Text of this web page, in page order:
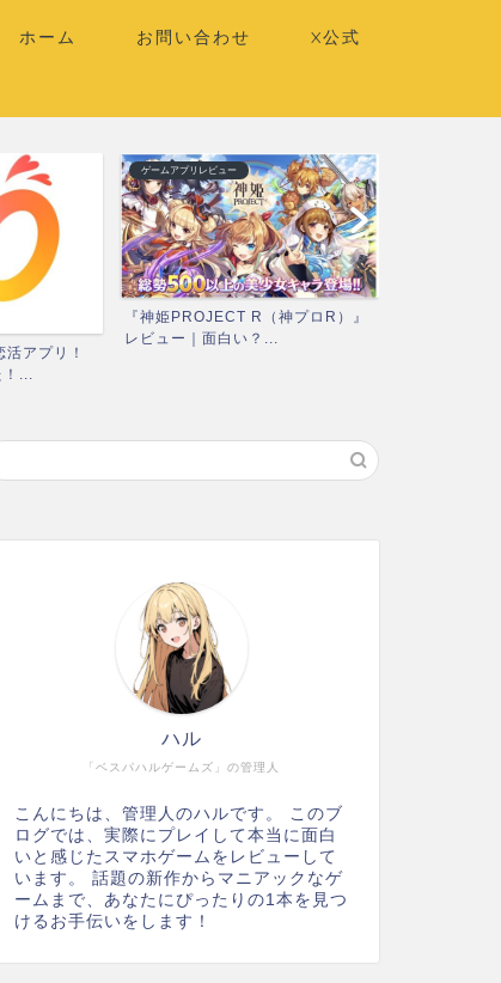
ホーム お問い合わせ X公式
アプリ！
！...
ゲームアプリレビュー
『神姫PROJECT R（神プロR）』
レビュー｜面白い？...
「ベスパハルゲームズ」の管理人
ハル
こんにちは、管理人のハルです。 このブ
ログでは、実際にプレイして本当に面白
いと感じたスマホゲームをレビューして
います。 話題の新作からマニアックなゲ
ームまで、あなたにぴったりの1本を見つ
けるお手伝いをします！